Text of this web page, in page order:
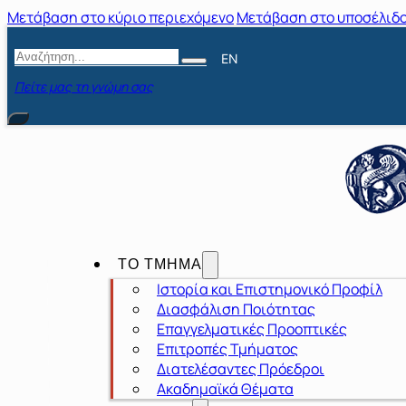
Μετάβαση στο κύριο περιεχόμενοΜετάβαση στο
Αναζήτηση
EN
Πείτε μας τη γνώμη σας
ΤΟ ΤΜΗΜΑ
Ιστορία και Επιστημονικό Προφίλ
Διασφάλιση Ποιότητας
Επαγγελματικές Προοπτικές
Επιτροπές Τμήματος
Διατελέσαντες Πρόεδροι
Ακαδημαϊκά Θέματα